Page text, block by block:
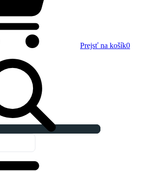
Prejsť na košík0